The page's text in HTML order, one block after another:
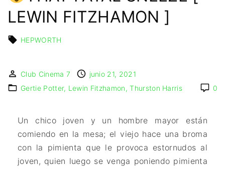
CINE NEGRO / CRIMEN /
ESPIONAJE
EXPERIMENTOS
FANTÁSTICO
TERROR
WESTERN / CHAMBARA
ESTADOS UNIDOS
RUSIA
EUROPA
AUSTRIA
ITALIA
REINO UNIDO
SERBIA​
SUECIA
OCEANIA AUSTRALIA
FILM DOCTOR
SERVICIOS DE
CONTACTO
TARJETA
ARTÍCULOS
🗨 CÓMICS
LEWIN FITZHAMON ]
HEPWORTH
Club Cinema 7
junio 21, 2021
Gertie Potter Lewin Fitzhamon Thurston Harris 0
Un chico joven y un hombre mayor están
comiendo en la mesa; el viejo hace una broma
con la pimienta que le provoca estornudos al
joven, quien luego se venga poniendo pimienta